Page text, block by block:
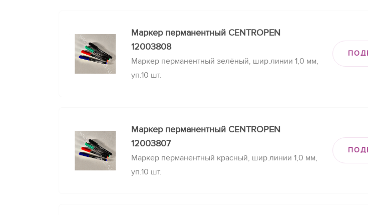
Маркер перманентный CENTROPEN
12003808
Маркер перманентный зелёный, шир.линии 1,0 мм,
уп.10 шт.
Маркер перманентный CENTROPEN
12003807
Маркер перманентный красный, шир.линии 1,0 мм,
уп.10 шт.